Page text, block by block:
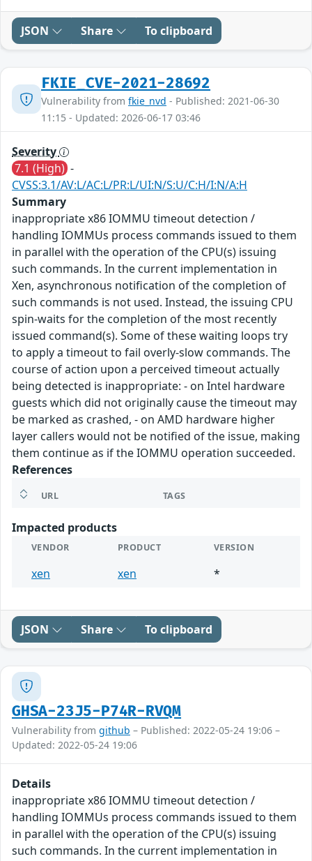
JSON Share To clipboard
FKIE_CVE-2021-28692
Vulnerability from fkie_nvd - Published: 2021-06-30
11:15 - Updated: 2026-06-17 03:46
Severity
7.1 (High) -
CVSS:3.1/AV:L/AC:L/PR:L/UI:N/S:U/C:H/I:N/A:H
Summary
inappropriate x86 IOMMU timeout detection /
handling IOMMUs process commands issued to them
in parallel with the operation of the CPU(s) issuing
such commands. In the current implementation in
Xen, asynchronous notification of the completion of
such commands is not used. Instead, the issuing CPU
spin-waits for the completion of the most recently
issued command(s). Some of these waiting loops try
to apply a timeout to fail overly-slow commands. The
course of action upon a perceived timeout actually
being detected is inappropriate: - on Intel hardware
guests which did not originally cause the timeout may
be marked as crashed, - on AMD hardware higher
layer callers would not be notified of the issue, making
them continue as if the IOMMU operation succeeded.
References
URL TAGS
Impacted products
VENDOR PRODUCT VERSION
xen xen *
JSON Share To clipboard
GHSA-23J5-P74R-RVQM
Vulnerability from github – Published: 2022-05-24 19:06 –
Updated: 2022-05-24 19:06
Details
inappropriate x86 IOMMU timeout detection /
handling IOMMUs process commands issued to them
in parallel with the operation of the CPU(s) issuing
such commands. In the current implementation in